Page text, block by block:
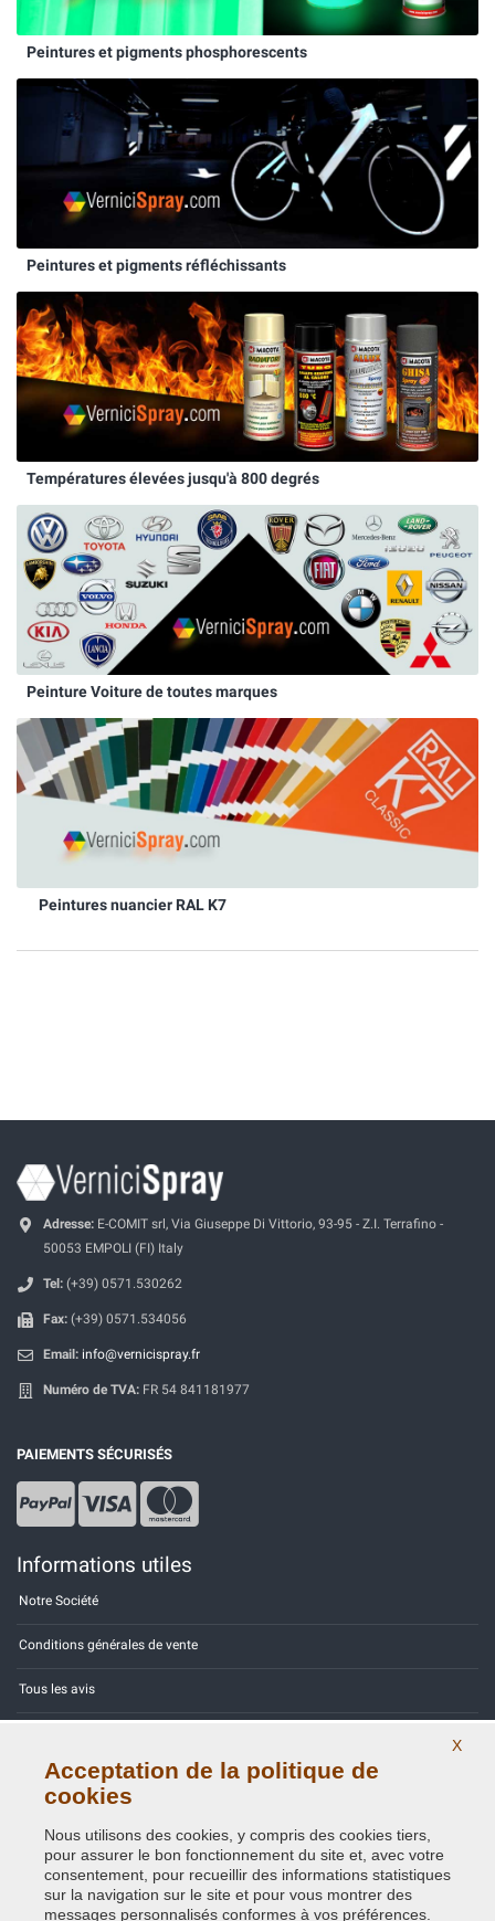
Peintures et pigments phosphorescents
Peintures et pigments réfléchissants
Températures élevées jusqu'à 800 degrés
Peinture Voiture de toutes marques
Peintures nuancier RAL K7
Adresse: E-COMIT srl, Via Giuseppe Di Vittorio, 93-95 - Z.I. Terrafino -
50053 EMPOLI (FI) Italy
Tel: (+39) 0571.530262
Fax: (+39) 0571.534056
Email: info@vernicispray.fr
Numéro de TVA: FR 54 841181977
PAIEMENTS SÉCURISÉS
Informations utiles
Notre Société
Conditions générales de vente
Tous les avis
Contactez-nous
Politique de confidentialité - RGPD
X
Acceptation de la politique de
cookies
Nous utilisons des cookies, y compris des cookies tiers,
pour assurer le bon fonctionnement du site et, avec votre
consentement, pour recueillir des informations statistiques
sur la navigation sur le site et pour vous montrer des
messages personnalisés conformes à vos préférences.